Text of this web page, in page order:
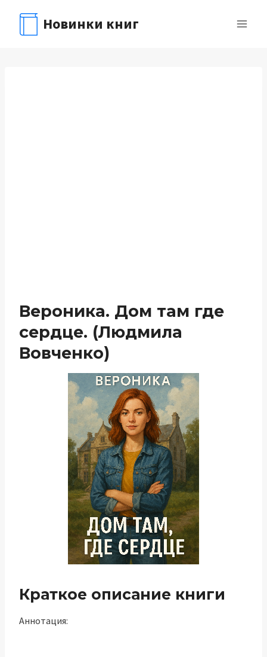
содержимому
Новинки книг
Вероника. Дом там где
сердце. (Людмила
Вовченко)
Краткое описание книги
Аннотация: